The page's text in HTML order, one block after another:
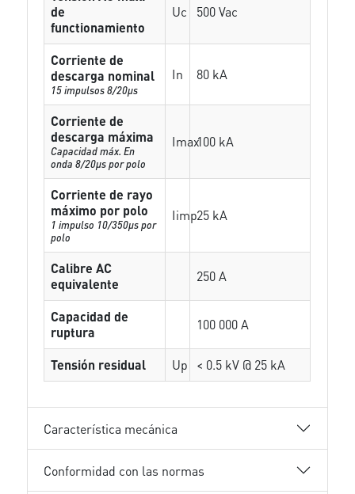
de
functionamiento
Uc 500 Vac
Corriente de
descarga nominal
15 impulsos 8/20µs
In 80 kA
Corriente de
descarga máxima
Capacidad máx. En
onda 8/20µs por polo
Imax100 kA
Corriente de rayo
máximo por polo
1 impulso 10/350µs por
polo
Iimp25 kA
Calibre AC
equivalente
250 A
Capacidad de
ruptura
100 000 A
Tensión residual Up < 0.5 kV @ 25 kA
Característica mecánica
Conformidad con las normas